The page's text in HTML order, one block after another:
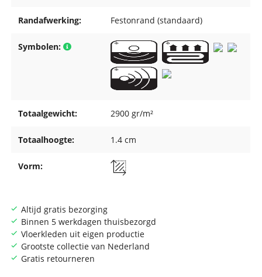
Altijd gratis bezorging
Binnen 5 werkdagen thuisbezorgd
Vloerkleden uit eigen productie
Grootste collectie van Nederland
Gratis retourneren
Randafwerking: Festonrand (standaard)
Symbolen:
Totaalgewicht: 2900 gr/m²
Totaalhoogte: 1.4 cm
Vorm: